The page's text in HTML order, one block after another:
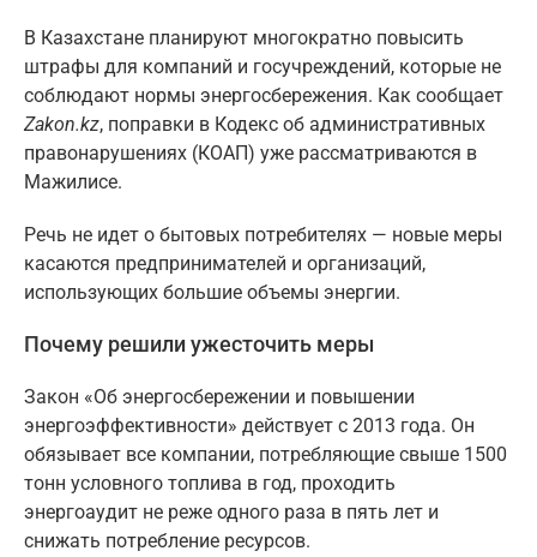
В Казахстане планируют многократно повысить
штрафы для компаний и госучреждений, которые не
соблюдают нормы энергосбережения. Как сообщает
Zakon.kz, поправки в Кодекс об административных
правонарушениях (КОАП) уже рассматриваются в
Мажилисе.
Речь не идет о бытовых потребителях — новые меры
касаются предпринимателей и организаций,
использующих большие объемы энергии.
Почему решили ужесточить меры
Закон «Об энергосбережении и повышении
энергоэффективности» действует с 2013 года. Он
обязывает все компании, потребляющие свыше 1500
тонн условного топлива в год, проходить
энергоаудит не реже одного раза в пять лет и
снижать потребление ресурсов.